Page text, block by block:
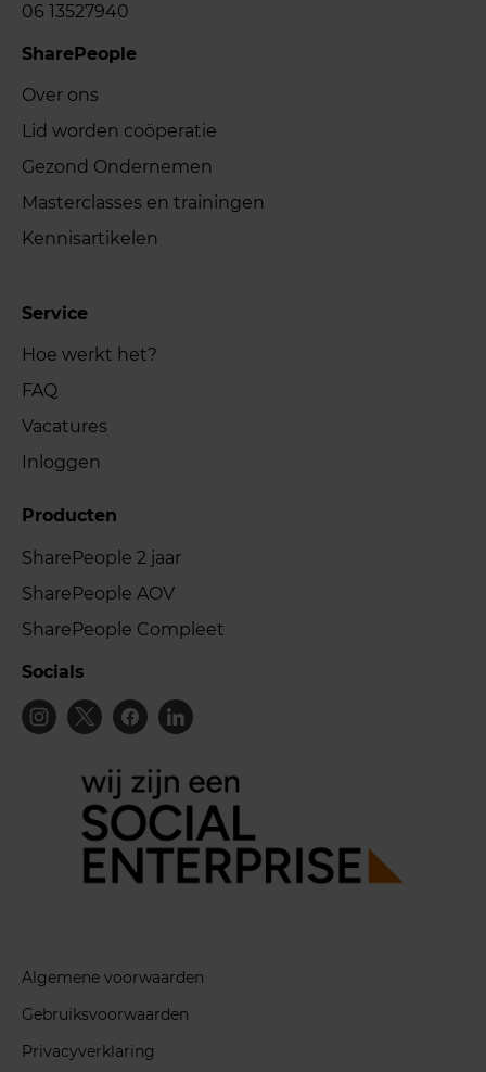
06 13527940
SharePeople
Over ons
Lid worden coöperatie
Gezond Ondernemen
Masterclasses en trainingen
Kennisartikelen
Service
Hoe werkt het?
FAQ
Vacatures
Inloggen
Producten
SharePeople 2 jaar
SharePeople AOV
SharePeople Compleet
Socials
Algemene voorwaarden
Gebruiksvoorwaarden
Privacyverklaring